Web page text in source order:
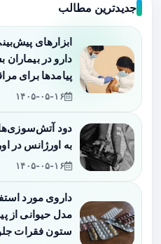
جدیدترین مطالب
ابزارهای
دارو در بیماران
پیامدها برای
۱۴۰۵-۰۵-۱۶
دود
به اورژانس در
۱۴۰۵-۰۵-۱۶
داروی مورد
مدل حیوانی
ستون فقرات